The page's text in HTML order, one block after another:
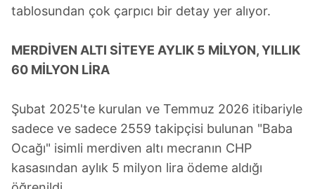
tablosundan çok çarpıcı bir detay yer alıyor.
MERDİVEN ALTI SİTEYE AYLIK 5 MİLYON, YILLIK
60 MİLYON LİRA
Şubat 2025'te kurulan ve Temmuz 2026 itibariyle
sadece ve sadece 2559 takipçisi bulunan "Baba
Ocağı" isimli merdiven altı mecranın CHP
kasasından aylık 5 milyon lira ödeme aldığı